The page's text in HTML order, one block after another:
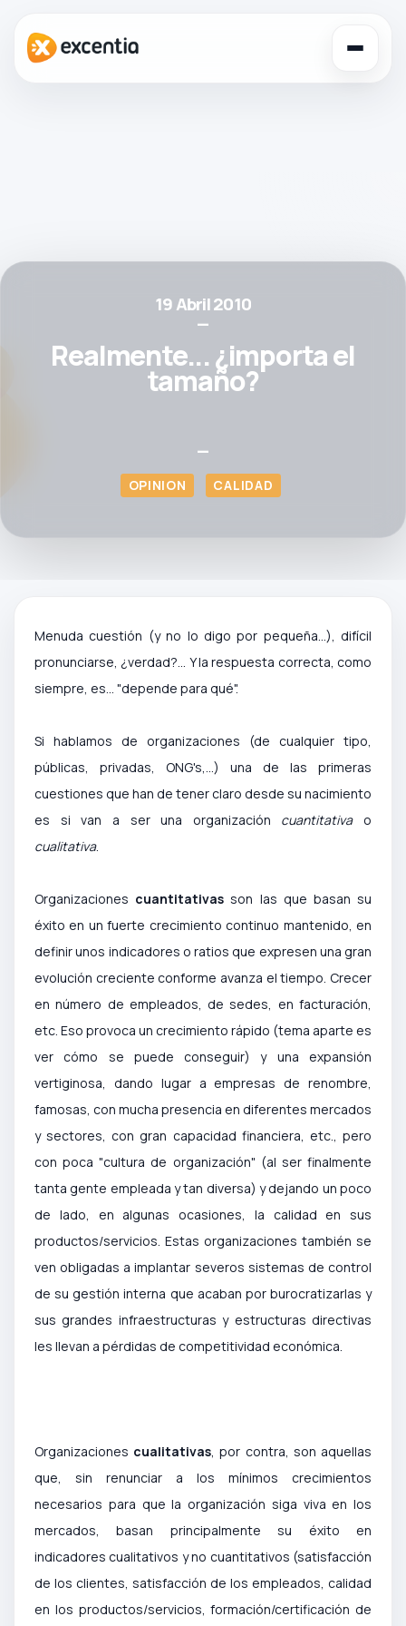
19 Abril 2010
—
Realmente... ¿importa el
tamaño?
—
OPINION CALIDAD
Menuda cuestión (y no lo digo por pequeña...), difícil
pronunciarse, ¿verdad?... Y la respuesta correcta, como
siempre, es... "depende para qué".
Si hablamos de organizaciones (de cualquier tipo,
públicas, privadas, ONG's,...) una de las primeras
cuestiones que han de tener claro desde su nacimiento
es si van a ser una organización cuantitativao
cualitativa.
Organizaciones cuantitativas son las que basan su
éxito en un fuerte crecimiento continuo mantenido, en
definir unos indicadores o ratios que expresen una gran
evolución creciente conforme avanza el tiempo. Crecer
en número de empleados, de sedes, en facturación,
etc. Eso provoca un crecimiento rápido (tema aparte es
ver cómo se puede conseguir) y una expansión
vertiginosa, dando lugar a empresas de renombre,
famosas, con mucha presencia en diferentes mercados
y sectores, con gran capacidad financiera, etc., pero
con poca "cultura de organización" (al ser finalmente
tanta gente empleada y tan diversa) y dejando un poco
de lado, en algunas ocasiones, la calidad en sus
productos/servicios. Estas organizaciones también se
ven obligadas a implantar severos sistemas de control
de su gestión interna que acaban por burocratizarlas y
sus grandes infraestructuras y estructuras directivas
les llevan a pérdidas de competitividad económica.
Organizaciones cualitativas, por contra, son aquellas
que, sin renunciar a los mínimos crecimientos
necesarios para que la organización siga viva en los
mercados, basan principalmente su éxito en
indicadores cualitativos y no cuantitativos (satisfacción
de los clientes, satisfacción de los empleados, calidad
en los productos/servicios, formación/certificación de